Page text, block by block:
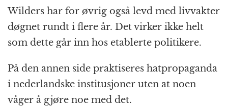
Wilders har for øvrig også levd med livvakter
døgnet rundt i flere år. Det virker ikke helt
som dette går inn hos etablerte politikere.
På den annen side praktiseres hatpropaganda
i nederlandske institusjoner uten at noen
våger å gjøre noe med det.